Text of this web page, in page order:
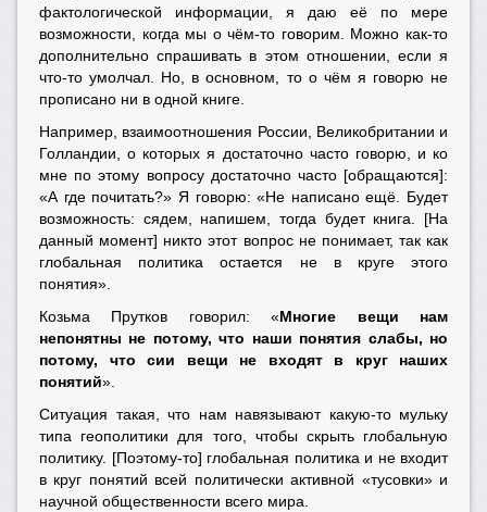
фактологической информации, я даю её по мере
возможности, когда мы о чём-то говорим. Можно как-то
дополнительно спрашивать в этом отношении, если я
что-то умолчал. Но, в основном, то о чём я говорю не
прописано ни в одной книге.
Например, взаимоотношения России, Великобритании и
Голландии, о которых я достаточно часто говорю, и ко
мне по этому вопросу достаточно часто [обращаются]:
«А где почитать?» Я говорю: «Не написано ещё. Будет
возможность: сядем, напишем, тогда будет книга. [На
данный момент] никто этот вопрос не понимает, так как
глобальная политика остается не в круге этого
понятия».
Козьма Прутков говорил: «Многие вещи нам
непонятны не потому, что наши понятия слабы, но
потому, что сии вещи не входят в круг наших
понятий».
Ситуация такая, что нам навязывают какую-то мульку
типа геополитики для того, чтобы скрыть глобальную
политику. [Поэтому-то] глобальная политика и не входит
в круг понятий всей политически активной «тусовки» и
научной общественности всего мира.